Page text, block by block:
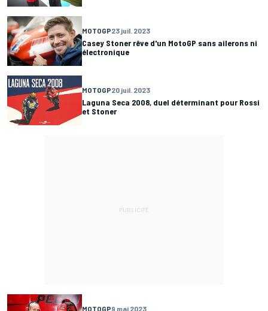
MOTOGP23 juil. 2023
Casey Stoner rêve d'un MotoGP sans ailerons ni
électronique
MOTOGP20 juil. 2023
Laguna Seca 2008, duel déterminant pour Rossi
et Stoner
MOTOGP9 mai 2023